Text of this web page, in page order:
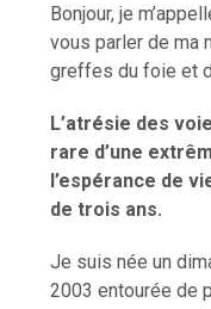
Bonjour, je
vous parler de ma
greffes du foie et
L’atrésie des
rare d’une
l’espérance de
de trois ans.
Je suis née un
2003 entourée de